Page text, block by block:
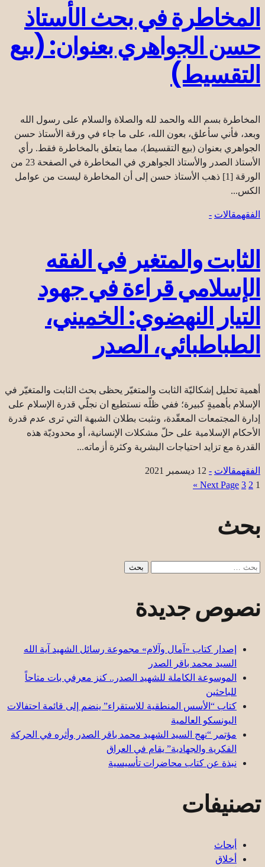
المخاطرة في بحث الأستاذ
حسن الجواهري بعنوان: (بيع
التقسيط)
المخاطرة بسم الله والحمد لله والصلاة والسلام على رسول الله
وبعد، فأني سأعلق، بعون الله، على ما جاء في ورقة الأستاذ حسن
الجواهري بعنوان (بيع التقسيط)، مما يتعلق بالمخاطرة فقط. رأي
الأستاذ الصدر والأستاذ الجواهري في المخاطرة في الصفحة 23 من
الورقة [1] ذهب الأستاذ حسن إلى أن المخاطرة ليست من عوامل
الكس...
الفقهمقالات -
الثابت والمتغير في الفقه
الإسلامي قراءة في جهود
التيار النهضوي: الخميني،
الطباطبائي، الصدر
أهمية تحليل إشكاليّة الثابت والمتغيّر يحظى بحث الثابت والمتغيّر في
الإسلام بأهميةٍ كبيرة؛ ففي ظلّه نستطيع ان نجلّي قدرة الإسلام على
إدارة المجتمعات المعقّدة، ونثبت بطلان الشبهة التي ترى عدم قدرة
الأحكام الإسلامية على حلّ مشكلات الإنسانية، أو محدوديّة هذه
القدرة مع تزايد احتياجات البشرية وكثرة أزماته...
الفقهمقالات - 12 ديسمبر 2021
1
2
3
Next Page »
بحث
البحث
نصوص جديدة
إصدار كتاب «آمال وآلام» مجموعة رسائل الشهيد آية الله
السيد محمد باقر الصدر
الموسوعة الكاملة للشهيد الصدر.. كنز معرفي بات متاحاً
للباحثين
كتاب “الأسس المنطقية للاستقراء” ينضم إلى قائمة احتفالات
اليونسكو العالمية
مؤتمر “نهج السيد الشهيد محمد باقر الصدر وأثره في الحركة
الفكرية والجهادية” يقام في العراق
نبذة عن كتاب محاضرات تأسيسية
تصنيفات
أبحاث
أخلاق